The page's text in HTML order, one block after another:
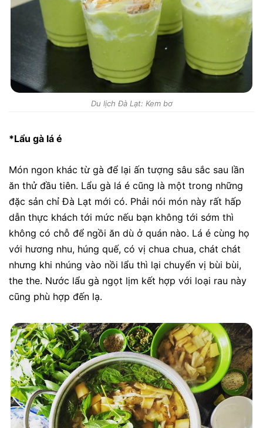
Du lịch Đà Lạt: Kem bơ
*Lẩu gà lá é
Món ngon khác từ gà để lại ấn tượng sâu sắc sau lần
ăn thử đầu tiên. Lẩu gà lá é cũng là một trong những
đặc sản chỉ Đà Lạt mới có. Phải nói món này rất hấp
dẫn thực khách tới mức nếu bạn không tới sớm thì
không có chỗ để ngồi ăn dù ở quán nào. Lá é cùng họ
với hương nhu, húng quế, có vị chua chua, chát chát
nhưng khi nhúng vào nồi lẩu thì lại chuyển vị bùi bùi,
the the. Nước lẩu gà ngọt lịm kết hợp với loại rau này
cũng phù hợp đến lạ.